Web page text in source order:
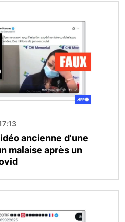
ancienne d'une
malaise après un